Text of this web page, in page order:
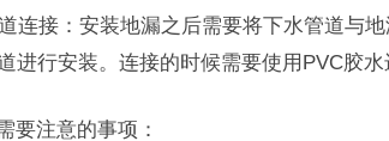
连接：安装地漏之后需要将下水管道与
进行安装。连接的时候需要使用PVC胶水
要注意的事项：